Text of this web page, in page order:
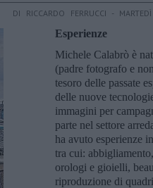
DI RICCARDO FERRUCCI - MARTEDÌ
Esperienze
Michele Calabrò è
(padre fotografo e
tesoro delle passate
delle nuove
immagini per
parte nel settore
ha avuto esperienze
tra cui:
orologi e gioielli,
riproduzione di